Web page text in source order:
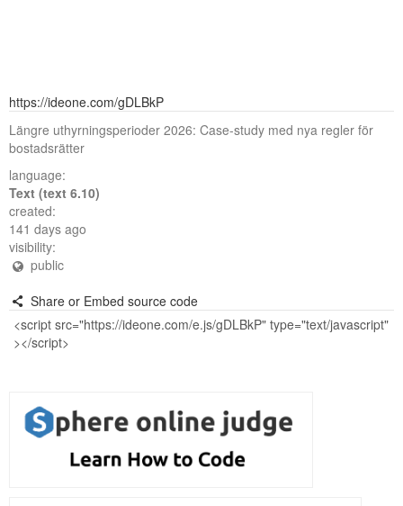
https://ideone.com/gDLBkP
Längre uthyrningsperioder 2026: Case-study med nya regler för
bostadsrätter
language:
Text (text 6.10)
created:
141 days ago
visibility:
public
Share or Embed source code